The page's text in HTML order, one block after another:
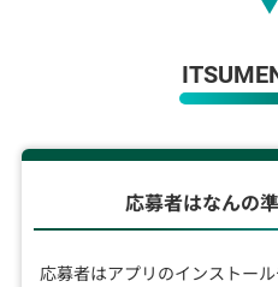
応募者はなんの
応募者はアプリのインストー